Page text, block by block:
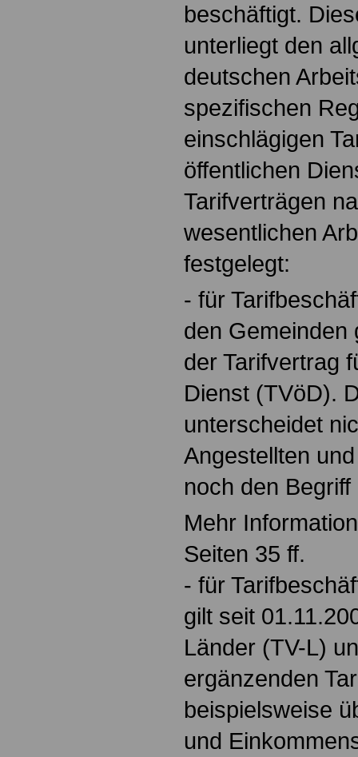
beschäftigt.
unterliegt den
deutschen
spezifischen
einschlägigen
öffentlichen
Tarifverträgen
wesentlichen
festgelegt:
- für
den Gemeinden
der Tarifvertrag
Dienst (TVöD).
unterscheidet
Angestellten
noch den Begriff
Mehr
Seiten 35 ff.
- für
gilt seit
Länder (TV-L)
ergänzenden
beispielsweise
und